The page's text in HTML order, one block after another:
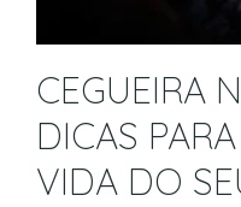
CEGUEIRA
DICAS
VIDA DO